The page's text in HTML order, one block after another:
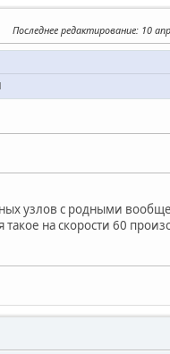
Последнее редактирование: 10
узлов с родными
такое на скорости 60